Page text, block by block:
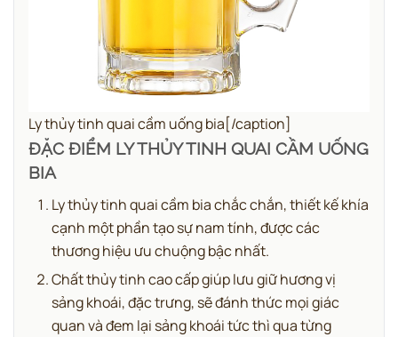
Ly thủy tinh quai cầm uống bia[/caption]
ĐẶC ĐIỂM LY THỦY TINH QUAI CẦM UỐNG
BIA
Ly thủy tinh quai cầm bia chắc chắn, thiết kế khía
cạnh một phần tạo sự nam tính, được các
thương hiệu ưu chuộng bậc nhất.
Chất thủy tinh cao cấp giúp lưu giữhương vị
sảng khoái, đặc trưng, sẽ đánh thức mọi giác
quan và đem lại sảng khoái tức thì qua từng